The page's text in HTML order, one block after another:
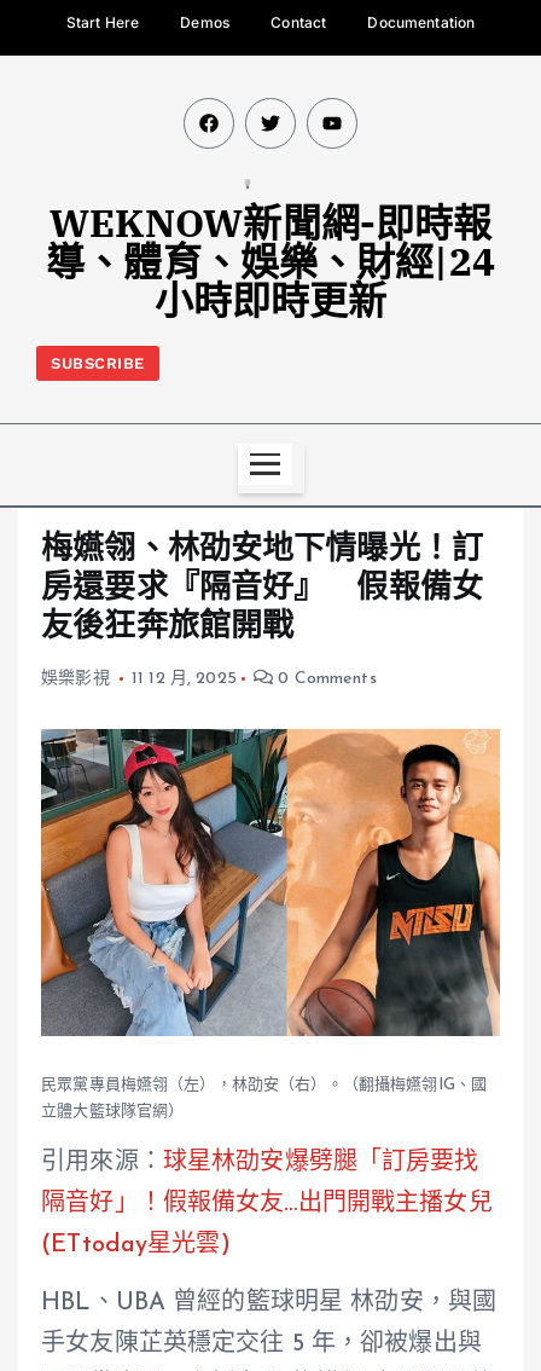
Start Here Demos Contact Documentation
WEKNOW新聞網-即時報
導、體育、娛樂、財經|24
小時即時更新
SUBSCRIBE
梅嬿翎、林劭安地下情曝光！訂
房還要求『隔音好』 假報備女
友後狂奔旅館開戰
娛樂影視 11 12 月, 2025 0 Comments
民眾黨專員梅嬿翎（左），林劭安（右）。（翻攝梅嬿翎IG、國
立體大籃球隊官網）
引用來源： 球星林劭安爆劈腿「訂房要找
隔音好」！假報備女友…出門開戰主播女兒
(ETtoday星光雲)
HBL、UBA 曾經的籃球明星 林劭安，與國
手女友陳芷英穩定交往 5 年，卻被爆出與